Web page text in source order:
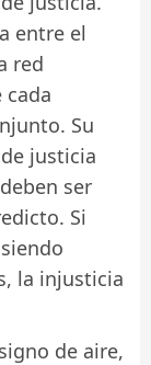
entre el
red
Su
justicia
ser
Si
la injusticia
de aire,